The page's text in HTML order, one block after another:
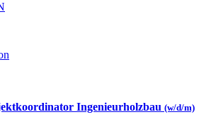
Ingenieurholzbau (w/d/m)